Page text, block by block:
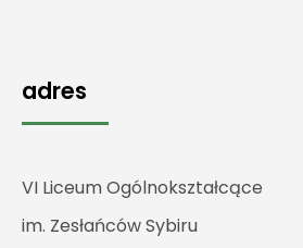
adres
VI Liceum Ogólnokształcące
im. Zesłańców Sybiru